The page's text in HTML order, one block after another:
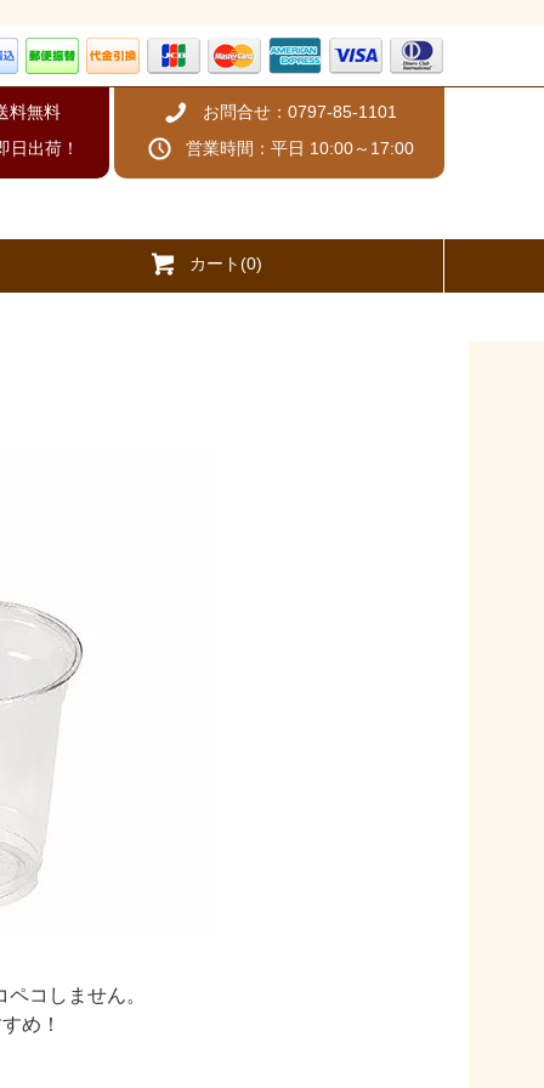
料無料
日出荷！
お問合せ：0797-85-1101
営業時間：平日 10:00～17:00
カート(0)
コしません。
め！